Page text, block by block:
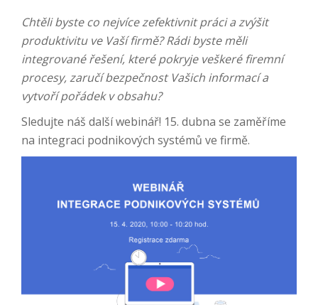
Chtěli byste co nejvíce zefektivnit práci a zvýšit
produktivitu ve Vaší firmě? Rádi byste měli
integrované řešení, které pokryje veškeré firemní
procesy, zaručí bezpečnost Vašich informací a
vytvoří pořádek v obsahu?
Sledujte náš další webinář! 15. dubna se zaměříme
na integraci podnikových systémů ve firmě.